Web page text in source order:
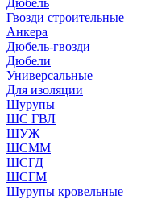
Дюбель
Гвозди строительные
Анкера
Дюбель-гвозди
Дюбели
Универсальные
Для изоляции
Шурупы
ШС ГВЛ
ШУЖ
ШСММ
ШСГД
ШСГМ
Шурупы кровельные